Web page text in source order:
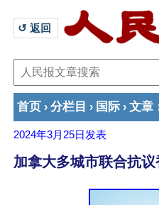
↺ 返回
首页 › 分栏目 › 国际 › 文章
2024年3月25日 发表
加拿大多城市联合抗议